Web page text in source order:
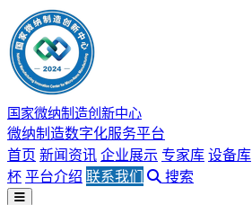
国家微纳制造创新中心
微纳制造数字化服务平台
首页 新闻资讯企业展示 专家库设备库
杯平台介绍 联系我们 搜索